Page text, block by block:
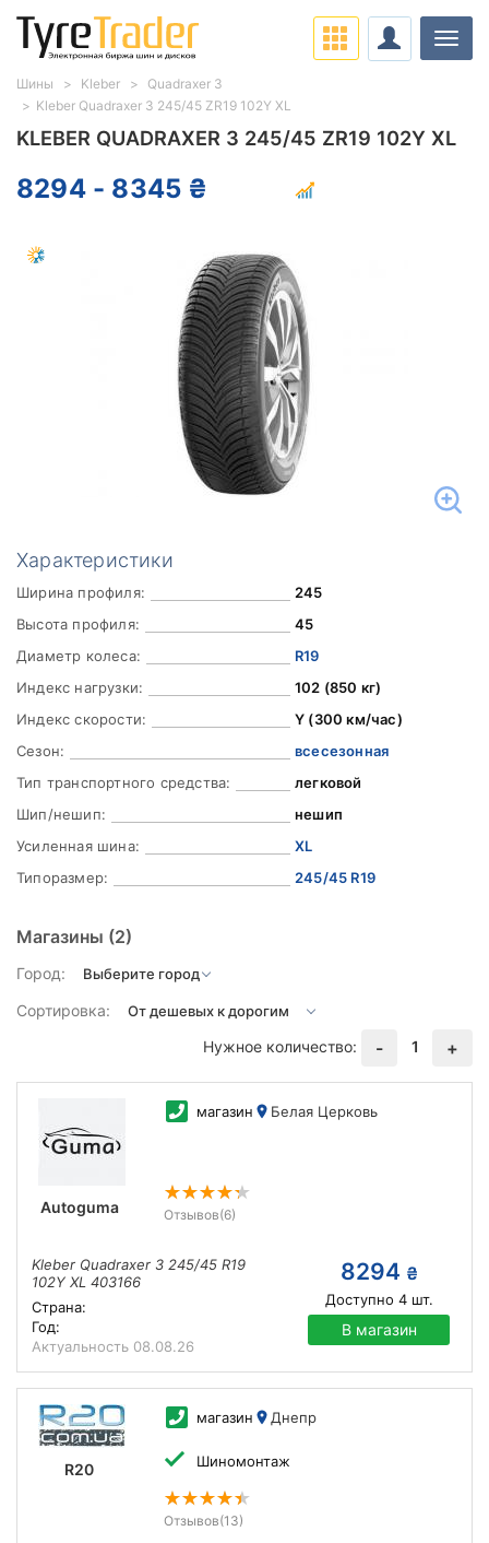
KLEBER QUADRAXER 3 245/45 ZR19 102Y XL
8294 - 8345 ₴
Характеристики
Ширина профиля:
245
Высота профиля:
45
Диаметр колеса:
R19
Индекс нагрузки:
102 (850 кг)
Индекс скорости:
Y (300 км/час)
Сезон:
всесезонная
Тип транспортного средства:
легковой
Шип/нешип:
нешип
Усиленная шина:
XL
Типоразмер:
245/45 R19
Магазины (2)
Город:
Сортировка:
Нужное количество:
- 1 +
Autoguma
магазин Белая Церковь
Отзывов(6)
Kleber Quadraxer 3 245/45 R19
102Y XL 403166
Страна:
Год:
Актуальность 08.08.26
8294 ₴
Доступно 4шт.
В магазин
R20
магазин Днепр
Шиномонтаж
Отзывов(13)
Шины Kleber
Quadraxer 3
Kleber Quadraxer 3 245/45 ZR19 102Y XL